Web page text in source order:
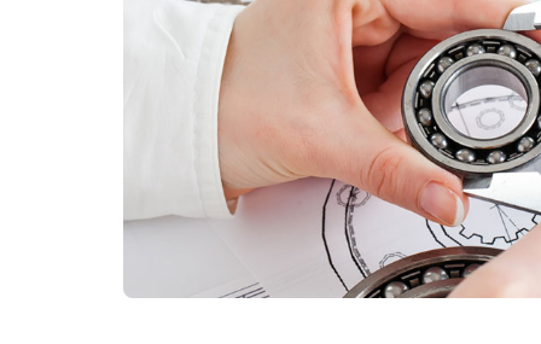
Đại lý ủy quyền SKF chính hãng - SKF Authorized Distributor
Hotline hỗ trợ 24/7
0921 345 345 096 123 8558